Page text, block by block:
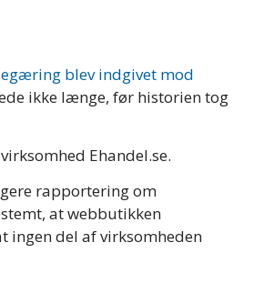
blev indgivet mod
ikke længe, før historien tog
Ehandel.se.
rapportering om
at webbutikken
ingen del af virksomheden